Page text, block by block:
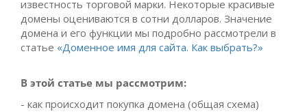
известность торговой марки. Некоторые красивые
домены оцениваются в сотни долларов. Значение
домена и его функции мы подробно рассмотрели в
статье «Доменное имя для сайта. Как выбрать?»
В этой статье мы рассмотрим:
- как происходит покупка домена (общая схема)